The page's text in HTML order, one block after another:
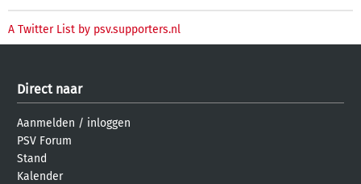
A Twitter List by psv.supporters.nl
Direct naar
Aanmelden / inloggen
PSV Forum
Stand
Kalender